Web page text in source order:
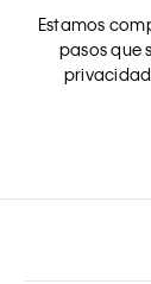
Estamos
pasos que
privacidad